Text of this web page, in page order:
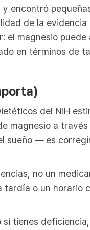
encontró
de la evidencia
el magnesio
en términos de
del NIH
magnesio a
sueño — es
no un
o un horario
tienes